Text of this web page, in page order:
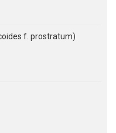
f. prostratum)